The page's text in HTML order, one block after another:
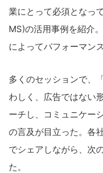
業にとって必須となっ
MS)の活用事例を紹介
によってパフォーマン
多くのセッションで、
わしく、広告ではない
ーチし、コミュニケー
の言及が目立った。各
でシェアしながら、次
た。